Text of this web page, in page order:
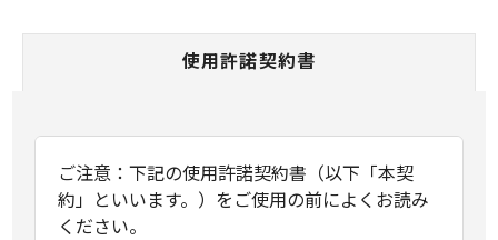
使用許諾契約書
ご注意：下記の使用許諾契約書（以下「本契
約」といいます。）をご使用の前によくお読み
ください。